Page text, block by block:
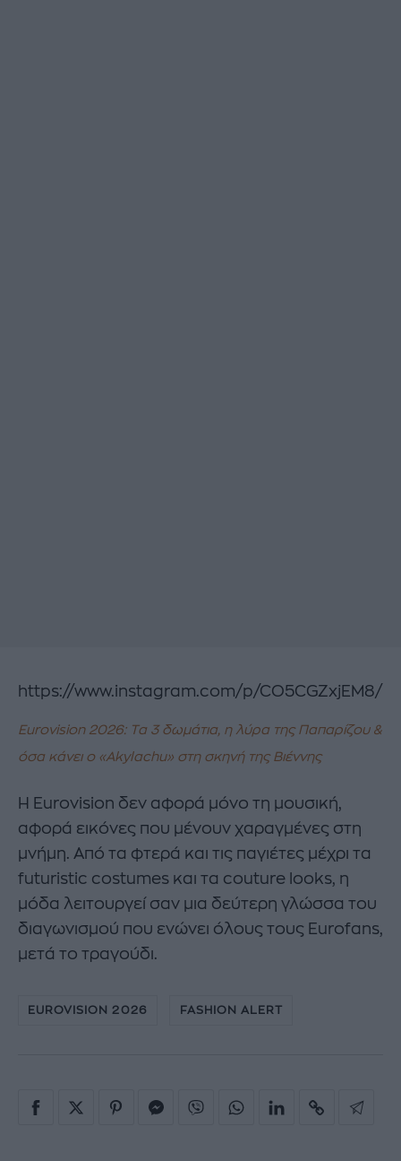
https://www.instagram.com/p/CO5CGZxjEM8/
Eurovision 2026: Tα 3 δωμάτια, η λύρα της Παπαρίζου &
όσα κάνει ο «Akylachu» στη σκηνή της Βιέννης
Η Eurovision δεν αφορά μόνο τη μουσική,
αφορά εικόνες που μένουν χαραγμένες στη
μνήμη. Από τα φτερά και τις παγιέτες μέχρι τα
futuristic costumes και τα couture looks, η
μόδα λειτουργεί σαν μια δεύτερη γλώσσα του
διαγωνισμού που ενώνει όλους τους Eurofans,
μετά το τραγούδι.
EUROVISION 2026 FASHION ALERT